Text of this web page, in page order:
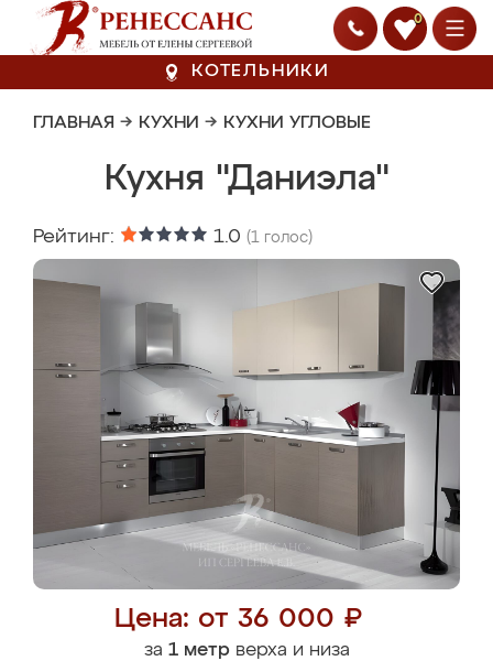
0
КОТЕЛЬНИКИ
ГЛАВНАЯ → КУХНИ → КУХНИ УГЛОВЫЕ
Кухня "Даниэла"
Рейтинг: 1.0 (1 голос)
Цена: от 36 000 ₽
за 1 метрверха и низа